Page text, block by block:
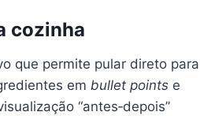
cozinha
que permite pular direto para
em bullet points e
“antes‑depois”